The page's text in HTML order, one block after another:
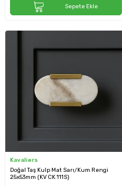
Sepete Ekle
Kavaliers
Doğal Taş Kulp Mat Sarı/Kum Rengi
25x53mm (KV CK 111S)